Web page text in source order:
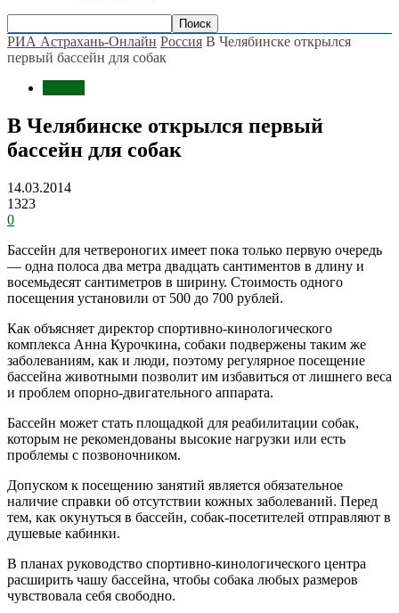
РИА Астрахань-Онлайн Россия В Челябинске открылся
первый бассейн для собак
В Челябинске открылся первый
бассейн для собак
14.03.2014
1323
0
Бассейн для четвероногих имеет пока только первую очередь
— одна полоса два метра двадцать сантиментов в длину и
восемьдесят сантиметров в ширину. Стоимость одного
посещения установили от 500 до 700 рублей.
Как объясняет директор спортивно-кинологического
комплекса Анна Курочкина, собаки подвержены таким же
заболеваниям, как и люди, поэтому регулярное посещение
бассейна животными позволит им избавиться от лишнего веса
и проблем опорно-двигательного аппарата.
Бассейн может стать площадкой для реабилитации собак,
которым не рекомендованы высокие нагрузки или есть
проблемы с позвоночником.
Допуском к посещению занятий является обязательное
наличие справки об отсутствии кожных заболеваний. Перед
тем, как окунуться в бассейн, собак-посетителей отправляют в
душевые кабинки.
В планах руководство спортивно-кинологического центра
расширить чашу бассейна, чтобы собака любых размеров
чувствовала себя свободно.